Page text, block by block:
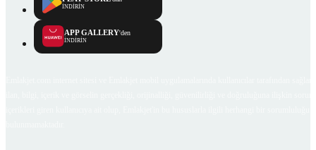
İNDİRİN
APP GALLERY'den
İNDİRİN